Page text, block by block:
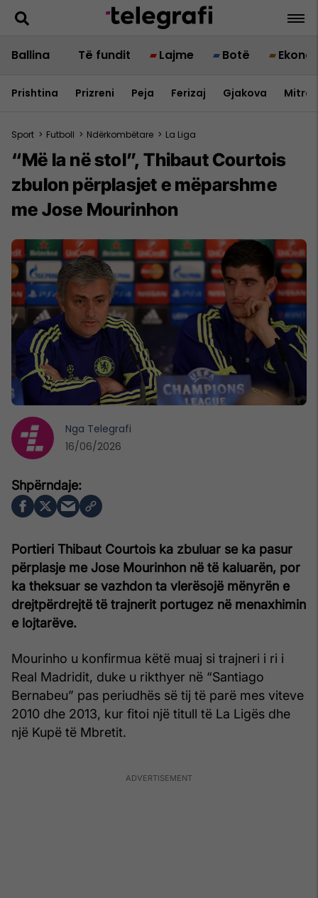
Ballina Të fundit Lajme Botë
Prishtina Prizreni Peja Ferizaj Gjakova
Sport > Futboll > Ndërkombëtare > La Liga
“Më la në stol”, Thibaut Courtois
zbulon përplasjet e mëparshme
me Jose Mourinhon
Portieri Thibaut Courtois ka zbuluar se ka pasur
përplasje me Jose Mourinhon në të kaluarën, por
ka theksuar se vazhdon ta vlerësojë mënyrën e
drejtpërdrejtë të trajnerit portugez në menaxhimin
e lojtarëve.
Mourinho u konfirmua këtë muaj si trajneri i ri i
Real Madridit, duke u rikthyer në “Santiago
Bernabeu” pas periudhës së tij të parë mes viteve
2010 dhe 2013, kur fitoi një titull të La Ligës dhe
një Kupë të Mbretit.
Nga Telegrafi
16/06/2026